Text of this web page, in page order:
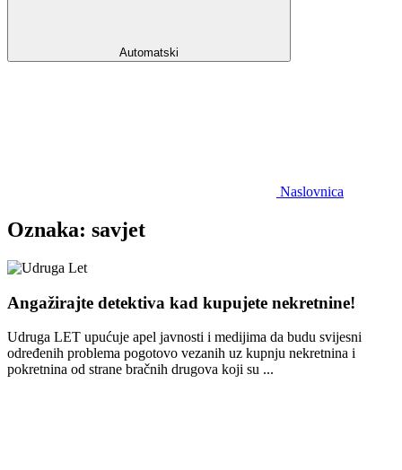
Automatski
Naslovnica
Oznaka: savjet
Angažirajte detektiva kad kupujete nekretnine!
Udruga LET upućuje apel javnosti i medijima da budu svijesni
određenih problema pogotovo vezanih uz kupnju nekretnina i
pokretnina od strane bračnih drugova koji su ...